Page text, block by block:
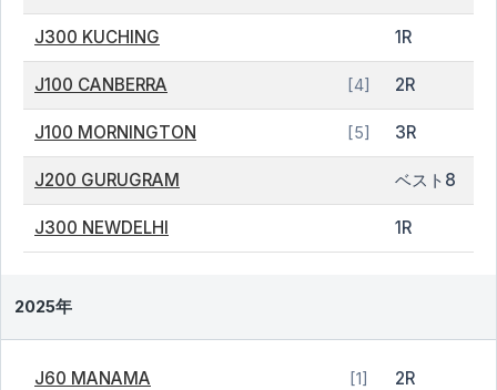
J300 KUCHING 1R
J100 CANBERRA [4] 2R
J100 MORNINGTON [5] 3R
J200 GURUGRAM ベスト8
J300 NEWDELHI 1R
2025年
J60 MANAMA [1] 2R